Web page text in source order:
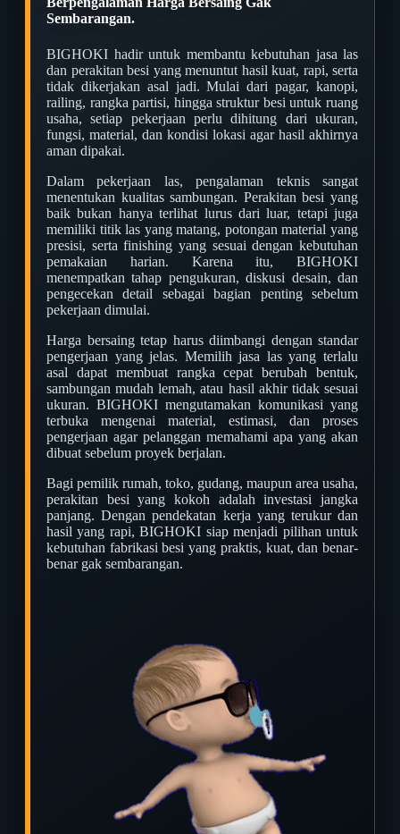
Sembarangan.
BIGHOKI hadir untuk membantu kebutuhan jasa las
dan perakitan besi yang menuntut hasil kuat, rapi, serta
tidak dikerjakan asal jadi. Mulai dari pagar, kanopi,
railing, rangka partisi, hingga struktur besi untuk ruang
usaha, setiap pekerjaan perlu dihitung dari ukuran,
fungsi, material, dan kondisi lokasi agar hasil akhirnya
aman dipakai.
Dalam pekerjaan las, pengalaman teknis sangat
menentukan kualitas sambungan. Perakitan besi yang
baik bukan hanya terlihat lurus dari luar, tetapi juga
memiliki titik las yang matang, potongan material yang
presisi, serta finishing yang sesuai dengan kebutuhan
pemakaian harian. Karena itu, BIGHOKI
menempatkan tahap pengukuran, diskusi desain, dan
pengecekan detail sebagai bagian penting sebelum
pekerjaan dimulai.
Harga bersaing tetap harus diimbangi dengan standar
pengerjaan yang jelas. Memilih jasa las yang terlalu
asal dapat membuat rangka cepat berubah bentuk,
sambungan mudah lemah, atau hasil akhir tidak sesuai
ukuran. BIGHOKI mengutamakan komunikasi yang
terbuka mengenai material, estimasi, dan proses
pengerjaan agar pelanggan memahami apa yang akan
dibuat sebelum proyek berjalan.
Bagi pemilik rumah, toko, gudang, maupun area usaha,
perakitan besi yang kokoh adalah investasi jangka
panjang. Dengan pendekatan kerja yang terukur dan
hasil yang rapi, BIGHOKI siap menjadi pilihan untuk
kebutuhan fabrikasi besi yang praktis, kuat, dan benar-
benar gak sembarangan.